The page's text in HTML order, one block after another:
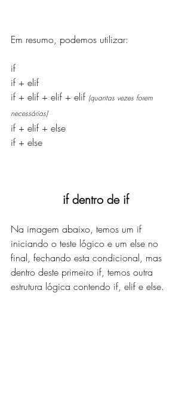
Em resumo, podemos utilizar:
if
if + elif
if + elif + elif + elif (quantas vezes forem
necessárias)
if + elif + else
if + else
if dentro de if
Na imagem abaixo, temos um if
iniciando o teste lógico e um else no
final, fechando esta condicional, mas
dentro deste primeiro if, temos outra
estrutura lógica contendo if, elif e else.